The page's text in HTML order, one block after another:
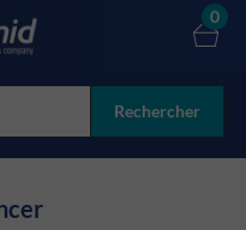
Rechercher
0